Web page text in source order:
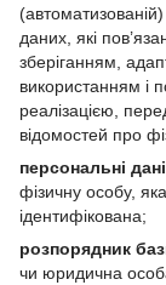
даних, які
зберіганням,
використанням і
реалізацією,
відомостей про
персональні
фізичну особу,
ідентифікована;
розпорядник
чи юридична